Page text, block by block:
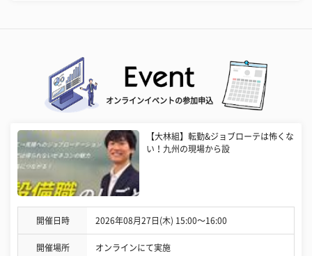
オンラインイベントの参加申込
【大林組】転勤&ジョブローテは怖くな
い！九州の現場から設
開催日時 2026年08月27日(木) 15:00〜16:00
開催場所 オンラインにて実施